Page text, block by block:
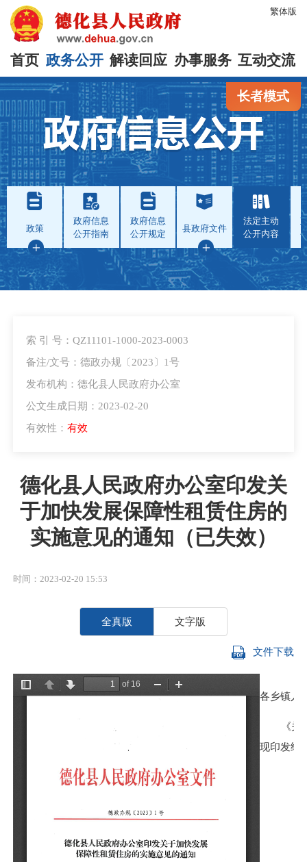
繁体版
首页 政务公开 解读回应 办事服务 互动交流
长者模式
政策
政府信息
公开指南
政府信息
公开规定
县政府文件
法定主动
公开内容
索 引 号：QZ11101-1000-2023-0003
备注/文号：德政办规〔2023〕1号
发布机构：德化县人民政府办公室
公文生成日期：2023-02-20
有效性： 有效
德化县人民政府办公室印发关
于加快发展保障性租赁住房的
实施意见的通知（已失效）
时间：2023-02-20 15:53
全真版 文字版
文件下载
各乡镇人
《关于
现印发给